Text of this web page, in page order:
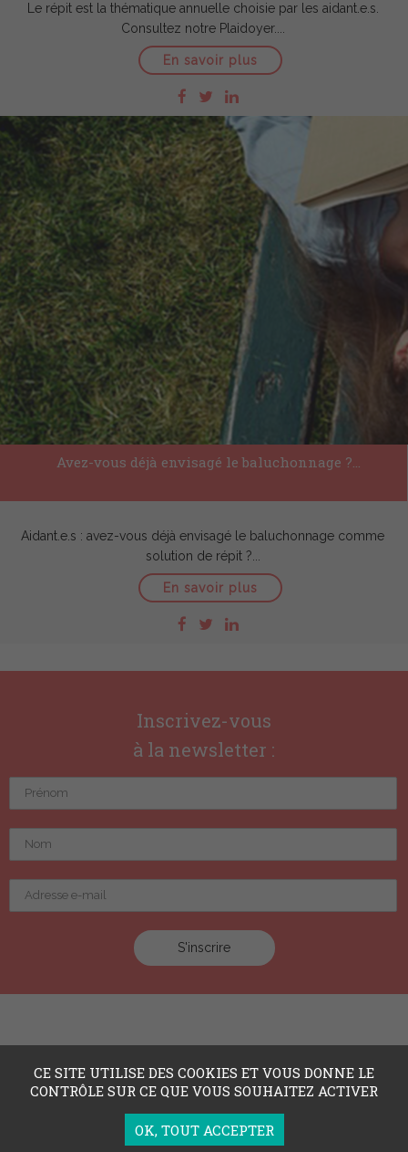
Le répit est la thématique annuelle choisie par les aidant.e.s.
Consultez notre Plaidoyer....
En savoir plus
Avez-vous déjà envisagé le baluchonnage ?...
Aidant.e.s : avez-vous déjà envisagé le baluchonnage comme
solution de répit ?...
En savoir plus
Inscrivez-vous
à la newsletter :
CE SITE UTILISE DES COOKIES ET VOUS DONNE LE
CONTRÔLE SUR CE QUE VOUS SOUHAITEZ ACTIVER
OK, TOUT ACCEPTER